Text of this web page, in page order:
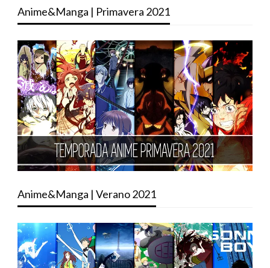
Anime&Manga | Primavera 2021
Anime&Manga | Verano 2021